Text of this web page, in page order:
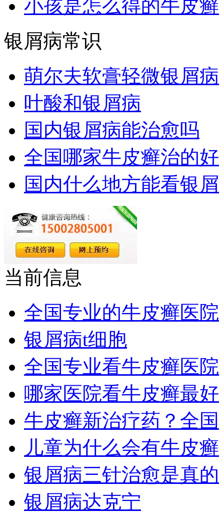
小孩是怎么得的牛皮癣
银屑病常识
萌尔夫软膏轻微银屑病
叶酸和银屑病
国内银屑病能治愈吗
全国哪家牛皮癣治的好
国内什么地方能看银屑
当前信息
全国专业的牛皮癣医院
银屑病t细胞
全国专业看牛皮癣医院
哪家医院看牛皮癣最好
牛皮癣新治疗药？全国
儿童为什么会有牛皮癣
银屑病三针治愈是真的
银屑病达克宁